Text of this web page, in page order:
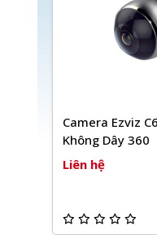
Camera Ezviz
Không Dây 360
Liên hệ